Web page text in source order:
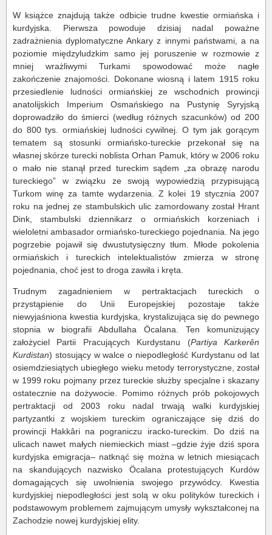
W książce znajdują także odbicie trudne kwestie ormiańska i
kurdyjska. Pierwsza powoduje dzisiaj nadal poważne
zadrażnienia dyplomatyczne Ankary z innymi państwami, a na
poziomie międzyludzkim samo jej poruszenie w rozmowie z
mniej wrażliwymi Turkami spowodować może nagłe
zakończenie znajomości. Dokonane wiosną i latem 1915 roku
przesiedlenie ludności ormiańskiej ze wschodnich prowincji
anatolijskich Imperium Osmańskiego na Pustynię Syryjską
doprowadziło do śmierci (według różnych szacunków) od 200
do 800 tys. ormiańskiej ludności cywilnej. O tym jak gorącym
tematem są stosunki ormiańsko-tureckie przekonał się na
własnej skórze turecki noblista Orhan Pamuk, który w 2006 roku
o mało nie stanął przed tureckim sądem „za obrazę narodu
tureckiego” w związku ze swoją wypowiedzią przypisującą
Turkom winę za tamte wydarzenia. Z kolei 19 stycznia 2007
roku na jednej ze stambulskich ulic zamordowany został Hrant
Dink, stambulski dziennikarz o ormiańskich korzeniach i
wieloletni ambasador ormiańsko-tureckiego pojednania. Na jego
pogrzebie pojawił się dwustutysięczny tłum. Młode pokolenia
ormiańskich i tureckich intelektualistów zmierza w stronę
pojednania, choć jest to droga zawiła i kręta.
Trudnym zagadnieniem w pertraktacjach tureckich o
przystąpienie do Unii Europejskiej pozostaje także
niewyjaśniona kwestia kurdyjska, krystalizująca się do pewnego
stopnia w biografii Abdullaha Öcalana. Ten komunizujący
założyciel Partii Pracujących Kurdystanu (Partiya Karkerên
Kurdistan) stosujący w walce o niepodległość Kurdystanu od lat
osiemdziesiątych ubiegłego wieku metody terrorystyczne, został
w 1999 roku pojmany przez tureckie służby specjalne i skazany
ostatecznie na dożywocie. Pomimo różnych prób pokojowych
pertraktacji od 2003 roku nadal trwają walki kurdyjskiej
partyzantki z wojskiem tureckim ograniczające się dziś do
prowincji Hakkâri na pograniczu iracko-tureckim. Do dziś na
ulicach nawet małych niemieckich miast –gdzie żyje dziś spora
kurdyjska emigracja– natknąć się można w letnich miesiącach
na skandujących nazwisko Öcalana protestujących Kurdów
domagających się uwolnienia swojego przywódcy. Kwestia
kurdyjskiej niepodległości jest solą w oku polityków tureckich i
podstawowym problemem zajmującym umysły wykształconej na
Zachodzie nowej kurdyjskiej elity.